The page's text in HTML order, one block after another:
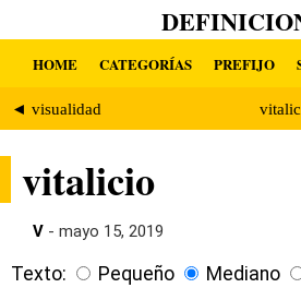
HOME CATEGORÍAS PREFIJO
◄ visualidad
vitalicio
V - mayo 15, 2019
Texto: Pequeño Mediano